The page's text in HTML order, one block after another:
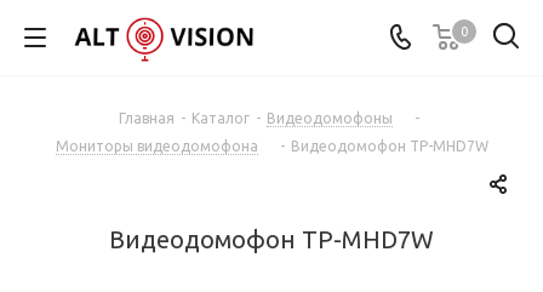
0
Главная - Каталог - Видеодомофоны
-
Мониторы видеодомофона
- Видеодомофон TP-MHD7W
Видеодомофон TP-MHD7W